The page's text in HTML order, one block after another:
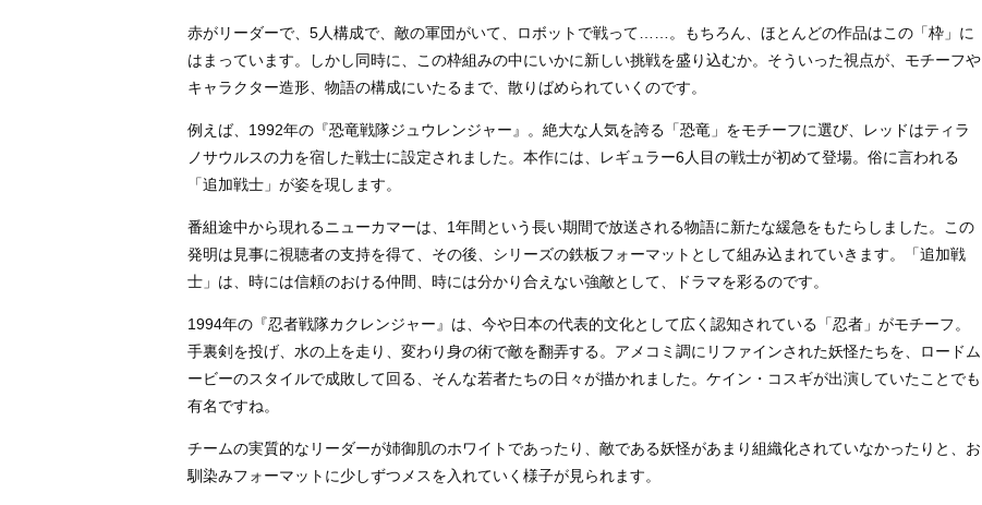
赤がリーダーで、5人構成で、敵の軍団がいて、ロボットで戦って……。もちろん、ほとんどの作品はこの「枠」に
はまっています。しかし同時に、この枠組みの中にいかに新しい挑戦を盛り込むか。そういった視点が、モチーフや
キャラクター造形、物語の構成にいたるまで、散りばめられていくのです。
例えば、1992年の『恐竜戦隊ジュウレンジャー』。絶大な人気を誇る「恐竜」をモチーフに選び、レッドはティラ
ノサウルスの力を宿した戦士に設定されました。本作には、レギュラー6人目の戦士が初めて登場。俗に言われる
「追加戦士」が姿を現します。
番組途中から現れるニューカマーは、1年間という長い期間で放送される物語に新たな緩急をもたらしました。この
発明は見事に視聴者の支持を得て、その後、シリーズの鉄板フォーマットとして組み込まれていきます。「追加戦
士」は、時には信頼のおける仲間、時には分かり合えない強敵として、ドラマを彩るのです。
1994年の『忍者戦隊カクレンジャー』は、今や日本の代表的文化として広く認知されている「忍者」がモチーフ。
手裏剣を投げ、水の上を走り、変わり身の術で敵を翻弄する。アメコミ調にリファインされた妖怪たちを、ロードム
ービーのスタイルで成敗して回る、そんな若者たちの日々が描かれました。ケイン・コスギが出演していたことでも
有名ですね。
チームの実質的なリーダーが姉御肌のホワイトであったり、敵である妖怪があまり組織化されていなかったりと、お
馴染みフォーマットに少しずつメスを入れていく様子が見られます。